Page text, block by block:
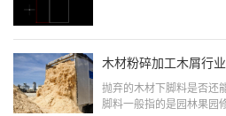
木材粉碎加工木屑行
抛弃的木材下脚料是否还
脚料一般指的是园林果园